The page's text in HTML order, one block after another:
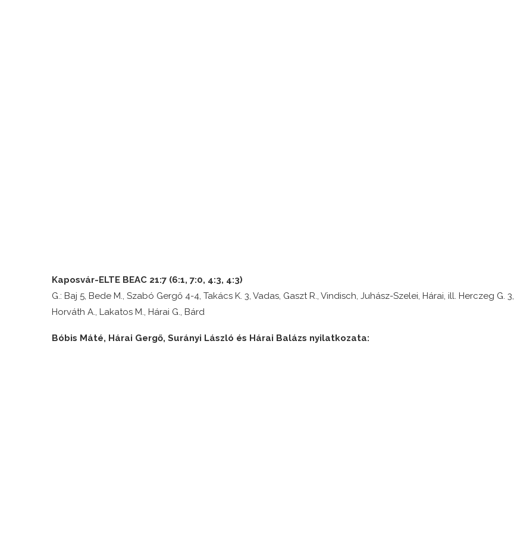
Kaposvár-ELTE BEAC 21:7 (6:1, 7:0, 4:3, 4:3)
G.: Baj 5, Bede M., Szabó Gergő 4-4, Takács K. 3, Vadas, Gaszt R., Vindisch, Juhász-Szelei, Hárai, ill. Herczeg G. 3,
Horváth A., Lakatos M., Hárai G., Bárd
Bóbis Máté, Hárai Gergő, Surányi László és Hárai Balázs nyilatkozata: